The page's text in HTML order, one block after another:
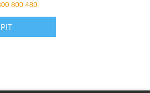
800 480